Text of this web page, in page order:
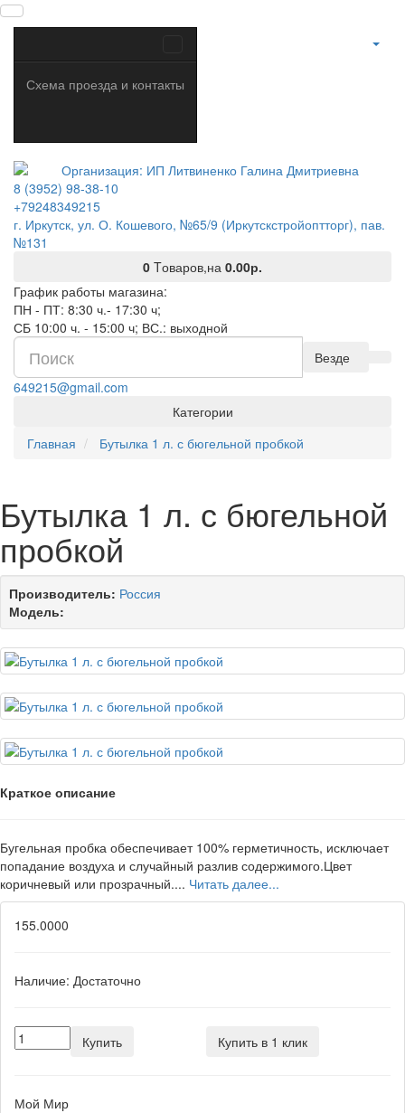
Схема проезда и контакты
8 (3952) 98-38-10
+79248349215
г. Иркутск, ул. О. Кошевого, №65/9 (Иркутскстройоптторг), пав.
№131
0 Tоваров,на 0.00р.
График работы магазина:
ПН - ПТ: 8:30 ч.- 17:30 ч;
СБ 10:00 ч. - 15:00 ч; ВС.: выходной
Везде
649215@gmail.com
Категории
Главная
Бутылка 1 л. с бюгельной пробкой
Бутылка 1 л. с бюгельной
пробкой
Производитель: Россия
Модель:
Краткое описание
Бугельная пробка обеспечивает 100% герметичность, исключает
попадание воздуха и случайный разлив содержимого.Цвет
коричневый или прозрачный.... Читать далее...
155.0000
Наличие: Достаточно
Купить Купить в 1 клик
Мой Мир